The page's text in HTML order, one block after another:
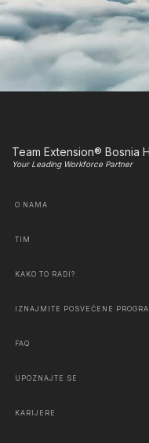
Team Extension® Bosnia
Your Leading Workforce Partner
O NAMA
TIM
KAKO TO RADI?
IZNAJMITE POSVEĆENE
FAQ
UPOZNAJTE SE
KARIJERE